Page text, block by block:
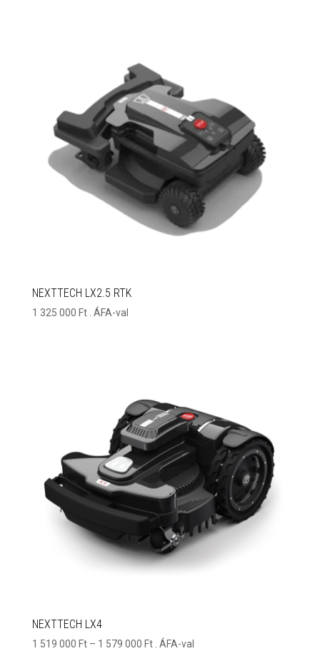
NEXTTECH LX2.5 RTK
1 325 000 Ft . ÁFA-val
NEXTTECH LX4
1 519 000 Ft – 1 579 000 FtÁrtartomány:
. ÁFA-val